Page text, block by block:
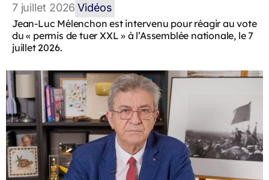
7 juillet 2026 Vidéos
Jean-Luc Mélenchon est intervenu pour réagir au vote
du « permis de tuer XXL » à l’Assemblée nationale, le 7
juillet 2026.